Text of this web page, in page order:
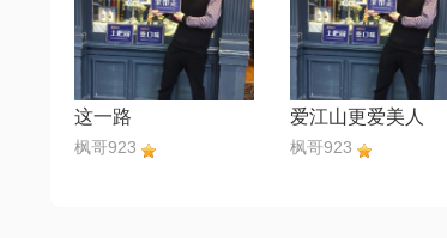
这一路
枫哥923
爱江山更爱美人
枫哥923